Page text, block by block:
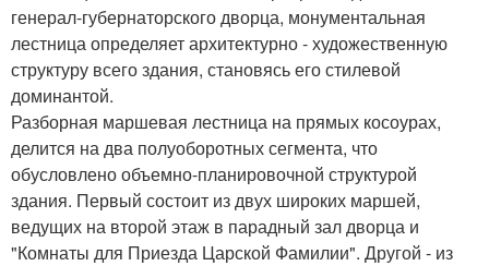
генерал-губернаторского дворца, монументальная
лестница определяет архитектурно - художественную
структуру всего здания, становясь его стилевой
доминантой.
Разборная маршевая лестница на прямых косоурах,
делится на два полуоборотных сегмента, что
обусловлено объемно-планировочной структурой
здания. Первый состоит из двух широких маршей,
ведущих на второй этаж в парадный зал дворца и
"Комнаты для Приезда Царской Фамилии". Другой - из